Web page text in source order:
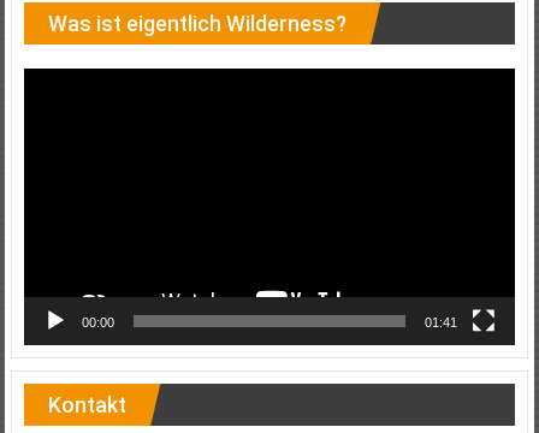
Was ist eigentlich Wilderness?
00:00 01:41
Kontakt